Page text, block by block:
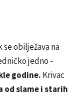
obilježava na
jedno -
godine. Krivac
od slame i starih